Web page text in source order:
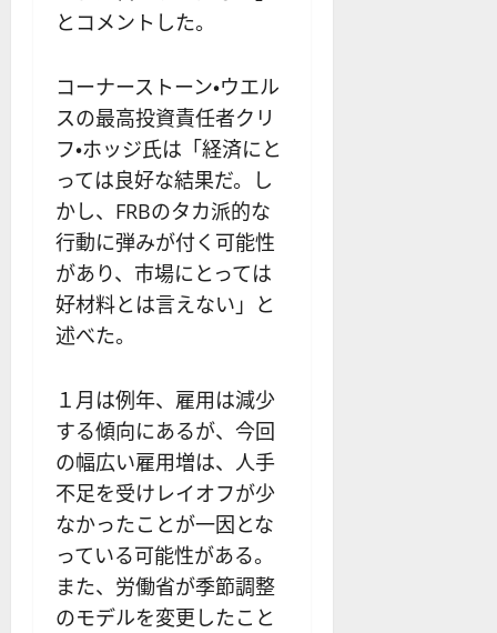
とコメントした。
コーナーストーン・ウエル
スの最高投資責任者クリ
フ・ホッジ氏は「経済にと
っては良好な結果だ。し
かし、FRBのタカ派的な
行動に弾みが付く可能性
があり、市場にとっては
好材料とは言えない」と
述べた。
１月は例年、雇用は減少
する傾向にあるが、今回
の幅広い雇用増は、人手
不足を受けレイオフが少
なかったことが一因とな
っている可能性がある。
また、労働省が季節調整
のモデルを変更したこと